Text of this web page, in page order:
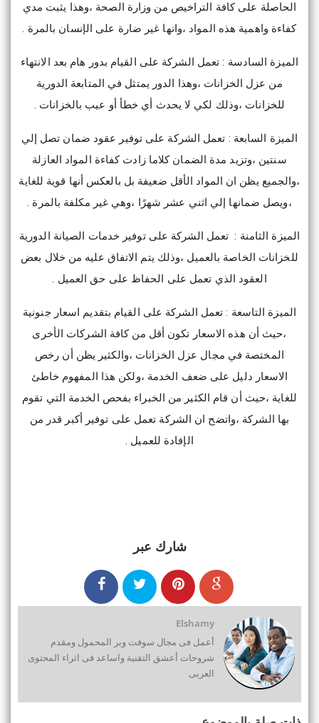
الحاصلة على كافة التراخيص من وزارة الصحة ،وهذا يثبت مدي
كفاءة واهمية هذه المواد ،وانها غير ضارة على الإنسان بالمرة .
الميزة السادسة : تعمل الشركة على القيام بدور هام بعد الانتهاء
من عزل الخزانات ،وهذا الدور يمتثل في المتابعة الدورية
للخزانات ،وذلك لكي لا يحدث أي خطأ أو عيب بالخزانات .
الميزة السابعة : تعمل الشركة على توفير عقود ضمان تصل إلي
سنتين ،وتزيد مدة الضمان كلاما زادت كفاءة المواد العازلة
،والجميع يظن ان المواد الأقل ضعيفة بل بالعكس أنها قوية للغاية
،ويصل ضمانها إلي اثني عشر شهرًا ،وهي غير مكلفة بالمرة .
الميزة الثامنة : تعمل الشركة على توفير خدمات الصيانة الدورية
للخزانات الخاصة بالعميل ،وذلك يتم الاتفاق عليه من خلال بعض
العقود الذي تعمل على الحفاظ على حق العميل .
الميزة التاسعة : تعمل الشركة على القيام بتقديم اسعار جنونية
،حيث أن هذه الاسعار تكون أقل من كافة الشركات الأخرى
المختصة في مجال عزل الخزانات ،والكثير يظن أن رخص
الاسعار دليل على ضعف الخدمة ،ولكن هذا المفهوم خاطئ
للغاية ،حيث أن قام الكثير من الخبراء بفحص الخدمة التي تقوم
بها الشركة ،واتضح ان الشركة تعمل على توفير أكبر قدر من
الإفادة للعميل .
شارك عبر
Elshamy
أعمل فى مجال سوفت وير المحمول ومقدم
شروحات أعشق التقنية واساعد فى اثراء المحتوى
العربى